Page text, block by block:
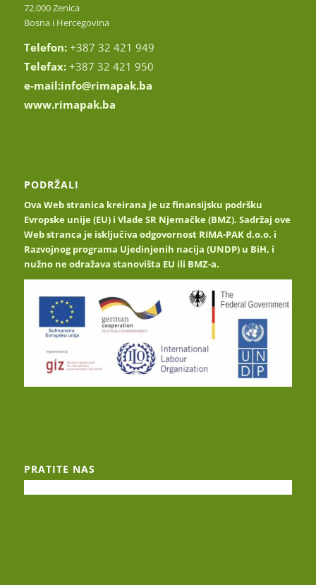
72.000 Zenica
Bosna i Hercegovina
Telefon: +387 32 421 949
Telefax: +387 32 421 950
e-mail:info@rimapak.ba
www.rimapak.ba
PODRŽALI
Ova Web stranica kreirana je uz finansijsku podršku
Evropske unije (EU) i Vlade SR Njemačke (BMZ). Sadržaj ove
Web stranca je isključiva odgovornost RIMA-PAK d.o.o. i
Razvojnog programa Ujedinjenih nacija (UNDP) u BiH, i
nužno ne odražava stanovišta EU ili BMZ-a.
PRATITE NAS